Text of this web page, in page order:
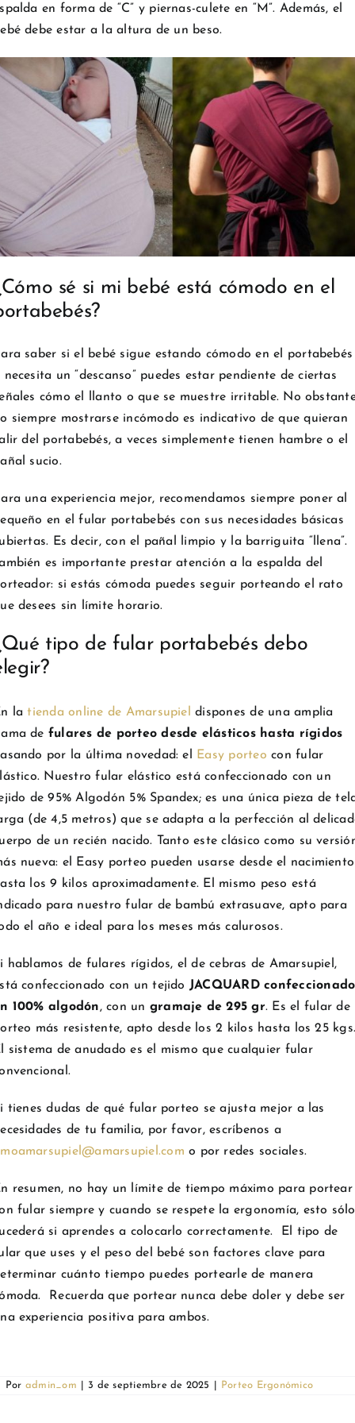
en forma de “C” y piernas-culete en “M”. Además, el
debe estar a la altura de un beso.
sé si mi bebé está cómodo en el
saber si el bebé sigue estando cómodo en el portabebés
necesita un “descanso” puedes estar pendiente de ciertas
cómo el llanto o que se muestre irritable. No
siempre mostrarse incómodo es indicativo de que quieran
del portabebés, a veces simplemente tienen hambre o el
sucio.
una experiencia mejor, recomendamos siempre poner al
en el fular portabebés con sus necesidades básicas
Es decir, con el pañal limpio y la barriguita “llena”.
es importante prestar atención a la espalda del
si estás cómoda puedes seguir porteando el rato
desees sin límite horario.
tipo de fular portabebés debo
la tienda online de Amarsupiel
dispones de una amplia
de fulares de porteo desde elásticos hasta rígidos
por la última novedad: el
Easy porteo con fular
Nuestro fular elástico está confeccionado con un
de 95% Algodón 5% Spandex; es una única pieza de
(de 4,5 metros) que se adapta a la perfección al
de un recién nacido. Tanto este clásico como su
nueva: el Easy porteo pueden usarse desde el nacimiento
los 9 kilos aproximadamente. El mismo peso está
para nuestro fular de bambú extrasuave, apto para
el año e ideal para los meses más calurosos.
hablamos de fulares rígidos, el de cebras de Amarsupiel,
confeccionado con un tejido JACQUARD confeccionado
100% algodón, con un gramaje de 295 gr. Es el fular de
más resistente, apto desde los 2 kilos hasta los 25
sistema de anudado es el mismo que cualquier fular
tienes dudas de qué fular porteo se ajusta mejor a las
de tu familia, por favor, escríbenos a
o por redes sociales.
resumen, no hay un límite de tiempo máximo para portear
fular siempre y cuando se respete la ergonomía, esto sólo
si aprendes a colocarlo correctamente. El tipo de
que uses y el peso del bebé son factores clave para
cuánto tiempo puedes portearle de manera
Recuerda que portear nunca debe doler y debe ser
experiencia positiva para ambos.
Por admin_om 3 de septiembre de 2025 Porteo Ergonómico